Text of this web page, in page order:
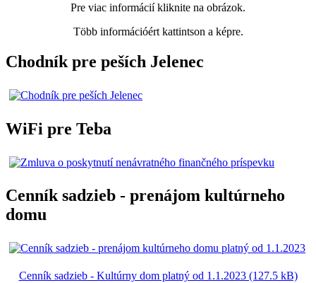
Pre viac informácií kliknite na obrázok.
Több információért kattintson a képre.
Chodník pre peších Jelenec
WiFi pre Teba
Cenník sadzieb - prenájom kultúrneho
domu
Cenník sadzieb - Kultúrny dom platný od 1.1.2023 (127.5 kB)